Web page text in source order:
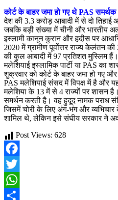
कोर्ट के बाहर जमा हो गए थे PAS समर्थक
देश की 3.3 करोड़ आबादी में से दो तिहाई
जबकि बड़ी संख्या में चीनी और भारतीय
इस्लामी कानून कुरान और हदीस पर
2020 में ग्रामीण पूर्वोत्तर राज्य केलंतन
की कुल आबादी में 97 प्रतिशत मुस्लिम
मलेशियाई इस्लामिक पार्टी या PAS
शुक्रवार को कोर्ट के बाहर जमा हो गए
PAS मलेशियाई संसद में विपक्ष में है और यह
मलेशिया के 13 में से 4 राज्यों पर शासन
समर्थन करती है। वह हुदूद नामक पराध
जिसमें चोरी के लिए अंग-भंग और
शामिल थे, लेकिन इसे संघीय सरकार ने
Post Views: 628
Facebook
Twitter
WhatsApp